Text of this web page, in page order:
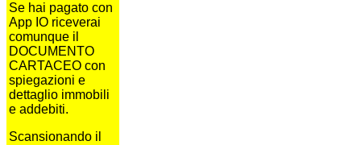
Se hai pagato con
App IO riceverai
comunque il
DOCUMENTO
CARTACEO con
spiegazioni e
dettaglio immobili
e addebiti.
Scansionando il